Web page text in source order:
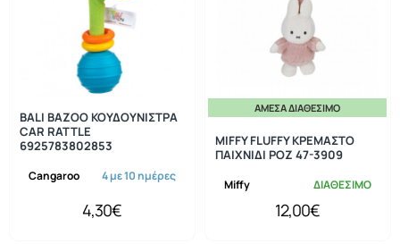
Cangaroo 4 με 10 ημέρες
BALI BAZOO ΚΟΥΔΟΥΝΙΣΤΡΑ
CAR RATTLE
6925783802853
4,30€
ΆΜΕΣΑ ΔΙΑΘΈΣΙΜΟ
Miffy ΔΙΑΘΕΣΙΜΟ
MIFFY FLUFFY ΚΡΕΜΑΣΤΟ
ΠΑΙΧΝΙΔΙ ΡΟΖ 47-3909
12,00€